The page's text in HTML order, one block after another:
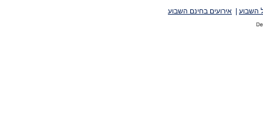
השבוע אירועים בחינם השבוע